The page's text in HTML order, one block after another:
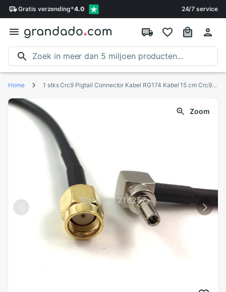
Gratis verzending*4.0 24/7 service
Home 1 stks Crc9 Pigtail Connector Kabel RG174 Kabel 15 cm Crc9 naar rp-Sma Male Adapter Voor Huawei 3G 4G Modem
Zoom